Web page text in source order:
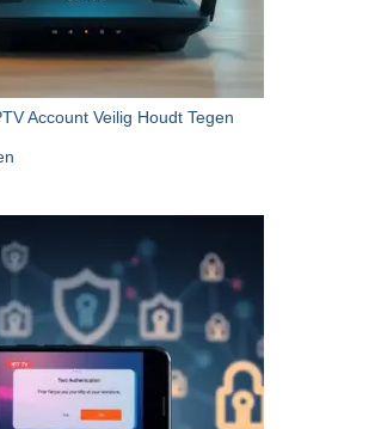
Account Veilig Houdt Tegen